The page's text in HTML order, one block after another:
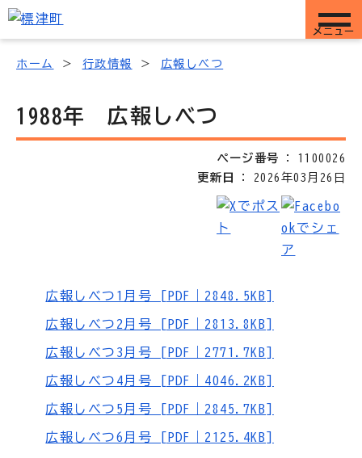
メニュー
ホーム 行政情報 広報しべつ
1988年 広報しべつ
ページ番号
1100026
更新日
2026年03月26日
広報しべつ1月号 [PDF｜2848.5KB]
広報しべつ2月号 [PDF｜2813.8KB]
広報しべつ3月号 [PDF｜2771.7KB]
広報しべつ4月号 [PDF｜4046.2KB]
広報しべつ5月号 [PDF｜2845.7KB]
広報しべつ6月号 [PDF｜2125.4KB]